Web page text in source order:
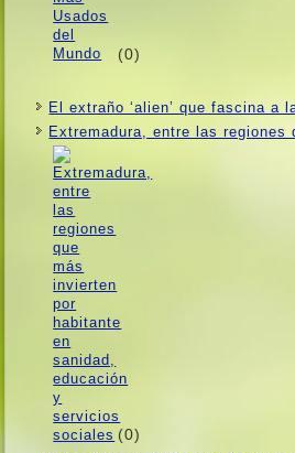
(0)
El extraño ‘alien’ que fascina a
Extremadura, entre las regiones
(0)